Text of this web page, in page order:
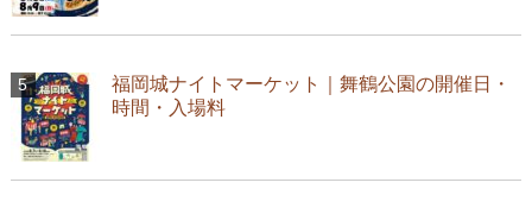
福岡城ナイトマーケット｜舞鶴公園の開催日・
時間・入場料